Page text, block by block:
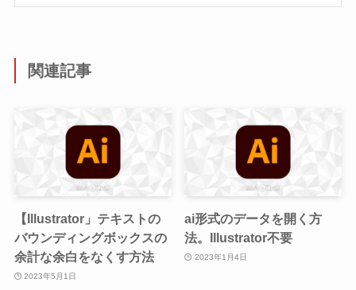
関連記事
【Illustrator」テキストの
バウンディングボックスの
余計な余白をなくす方法
2023年5月1日
ai形式のデータを開く方
法。Illustrator不要
2023年1月4日